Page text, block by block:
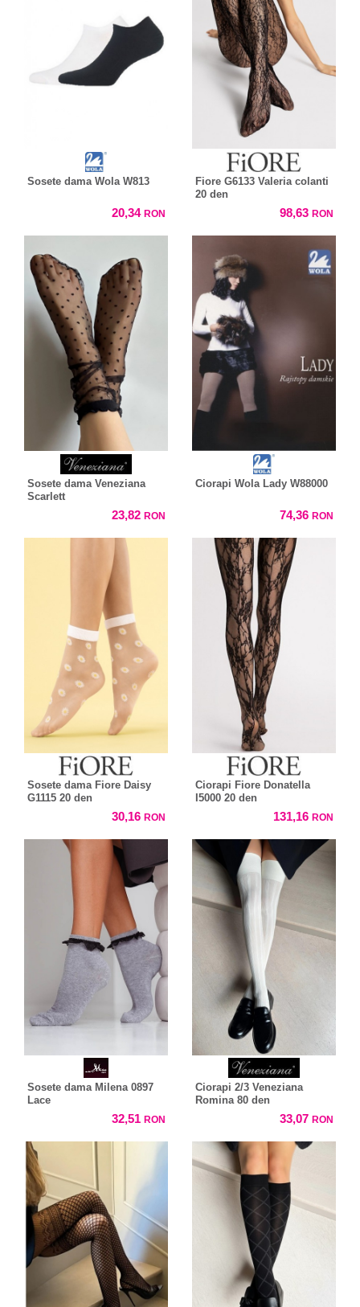
Sosete dama Wola W813
20,34 RON
Fiore G6133 Valeria colanti
20 den
98,63 RON
Sosete dama Veneziana
Scarlett
23,82 RON
Ciorapi Wola Lady W88000
74,36 RON
Sosete dama Fiore Daisy
G1115 20 den
30,16 RON
Ciorapi Fiore Donatella
I5000 20 den
131,16 RON
Sosete dama Milena 0897
Lace
32,51 RON
Ciorapi 2/3 Veneziana
Romina 80 den
33,07 RON